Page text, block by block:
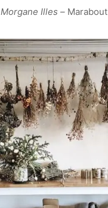
Morgane Illes – Marabout